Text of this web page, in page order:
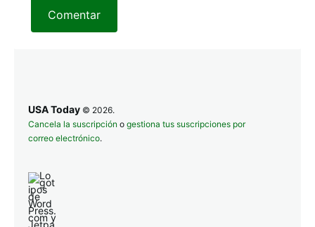
Comentar
USA Today © 2026.
Cancela la suscripción o gestiona tus suscripciones por
correo electrónico.